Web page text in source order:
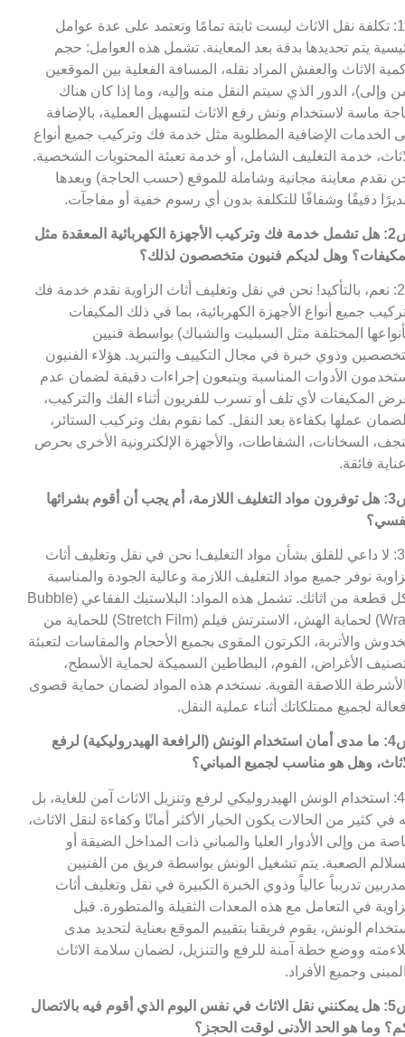
ج1: تكلفة نقل الاثاث ليست ثابتة تمامًا وتعتمد على عدة عوامل
يتم تحديدها بدقة بعد المعاينة. تشمل هذه العوامل: حجم
الاثاث والعفش المراد نقله، المسافة الفعلية بين الموقعين
وإلى)، الدور الذي سيتم النقل منه وإليه، وما إذا كان هناك
ماسة لاستخدام ونش رفع الاثاث لتسهيل العملية، بالإضافة
الخدمات الإضافية المطلوبة مثل خدمة فك وتركيب جميع أنواع
خدمة التغليف الشامل، أو خدمة تعبئة المحتويات الشخصية.
نقدم معاينة مجانية وشاملة للموقع (حسب الحاجة) وبعدها
دقيقًا وشفافًا للتكلفة بدون أي رسوم خفية أو مفاجآت.
س2: هل تشمل خدمة فك وتركيب الأجهزة الكهربائية المعقدة مثل
وهل لديكم فنيون متخصصون لذلك؟
ج2: نعم، بالتأكيد! نحن في نقل وتغليف أثاث الزاوية نقدم خدمة فك
جميع أنواع الأجهزة الكهربائية، بما في ذلك المكيفات
المختلفة مثل السبليت والشباك) بواسطة فنيين
وذوي خبرة في مجال التكييف والتبريد. هؤلاء الفنيون
الأدوات المناسبة ويتبعون إجراءات دقيقة لضمان عدم
المكيفات لأي تلف أو تسرب للفريون أثناء الفك والتركيب،
عملها بكفاءة بعد النقل. كما نقوم بفك وتركيب الستائر،
السخانات، الشفاطات، والأجهزة الإلكترونية الأخرى بحرص
فائقة.
س3: هل توفرون مواد التغليف اللازمة، أم يجب أن أقوم بشرائها
ج3: لا داعي للقلق بشأن مواد التغليف! نحن في نقل وتغليف أثاث
نوفر جميع مواد التغليف اللازمة وعالية الجودة والمناسبة
لكل قطعة من اثاثك. تشمل هذه المواد: البلاستيك الفقاعي (Bubble
Wrap) لحماية الهش، الاسترتش فيلم (Stretch Film) للحماية من
والأتربة، الكرتون المقوى بجميع الأحجام والمقاسات لتعبئة
الأغراض، الفوم، البطاطين السميكة لحماية الأسطح،
اللاصقة القوية. نستخدم هذه المواد لضمان حماية قصوى
لجميع ممتلكاتك أثناء عملية النقل.
س4: ما مدى أمان استخدام الونش (الرافعة الهيدروليكية) لرفع
وهل هو مناسب لجميع المباني؟
ج4: استخدام الونش الهيدروليكي لرفع وتنزيل الاثاث آمن للغاية، بل
في كثير من الحالات يكون الخيار الأكثر أمانًا وكفاءة لنقل الاثاث،
من وإلى الأدوار العليا والمباني ذات المداخل الضيقة أو
الصعبة. يتم تشغيل الونش بواسطة فريق من الفنيين
تدريباً عالياً وذوي الخبرة الكبيرة في نقل وتغليف أثاث
في التعامل مع هذه المعدات الثقيلة والمتطورة. قبل
الونش، يقوم فريقنا بتقييم الموقع بعناية لتحديد مدى
ووضع خطة آمنة للرفع والتنزيل، لضمان سلامة الاثاث
وجميع الأفراد.
س5: هل يمكنني نقل الاثاث في نفس اليوم الذي أقوم فيه بالاتصال
وما هو الحد الأدنى لوقت الحجز؟